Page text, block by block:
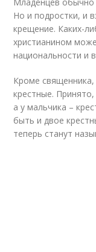
Но и подростки, и
крещение. Каких-
христианином
национальности и
Кроме
крестные.
а у мальчика –
быть и двое
теперь станут